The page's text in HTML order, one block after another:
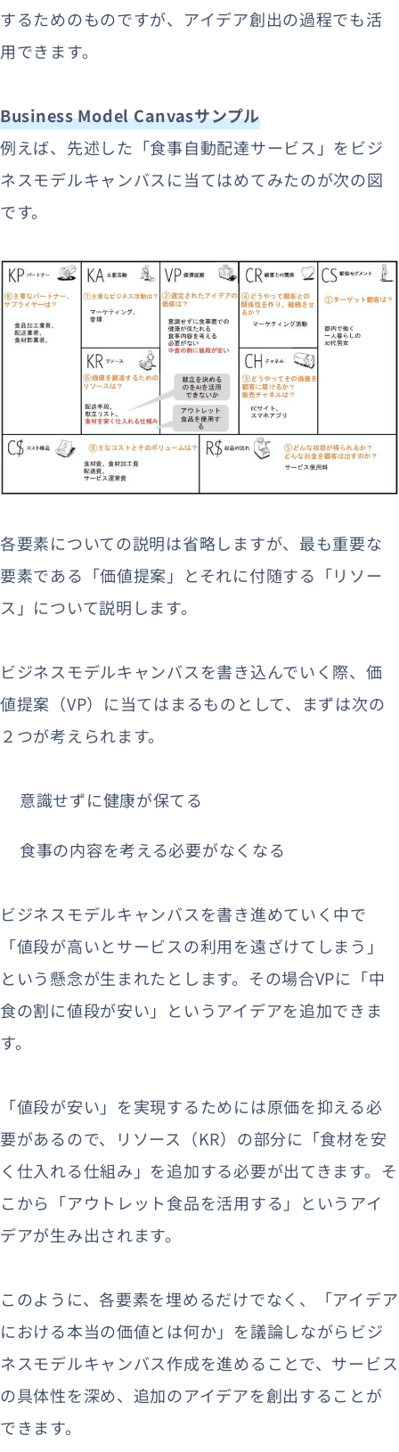
するためのものですが、アイデア創出の過程でも活
用できます。
Business Model Canvasサンプル
例えば、先述した「食事自動配達サービス」をビジ
ネスモデルキャンバスに当てはめてみたのが次の図
です。
各要素についての説明は省略しますが、最も重要な
要素である「価値提案」とそれに付随する「リソー
ス」について説明します。
ビジネスモデルキャンバスを書き込んでいく際、価
値提案（VP）に当てはまるものとして、まずは次の
２つが考えられます。
意識せずに健康が保てる
食事の内容を考える必要がなくなる
ビジネスモデルキャンバスを書き進めていく中で
「値段が高いとサービスの利用を遠ざけてしまう」
という懸念が生まれたとします。その場合VPに「中
食の割に値段が安い」というアイデアを追加できま
す。
「値段が安い」を実現するためには原価を抑える必
要があるので、リソース（KR）の部分に「食材を安
く仕入れる仕組み」を追加する必要が出てきます。そ
こから「アウトレット食品を活用する」というアイ
デアが生み出されます。
このように、各要素を埋めるだけでなく、「アイデア
における本当の価値とは何か」を議論しながらビジ
ネスモデルキャンバス作成を進めることで、サービス
の具体性を深め、追加のアイデアを創出することが
できます。